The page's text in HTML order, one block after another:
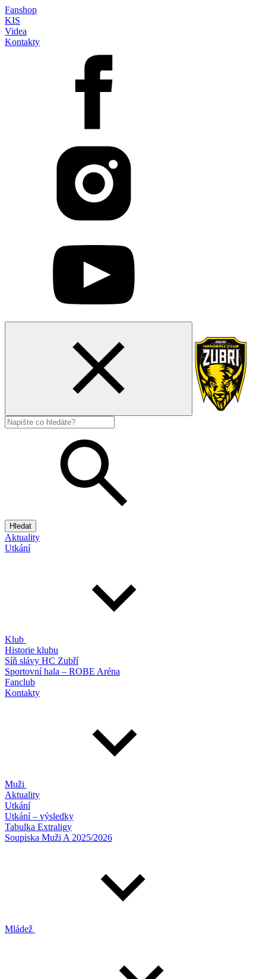
Fanshop
KIS
Videa
Kontakty
Hledat
Aktuality
Utkání
Klub
Historie klubu
Síň slávy HC Zubří
Sportovní hala – ROBE Aréna
Fanclub
Kontakty
Muži
Aktuality
Utkání
Utkání – výsledky
Tabulka Extraligy
Soupiska Muži A 2025/2026
Mládež